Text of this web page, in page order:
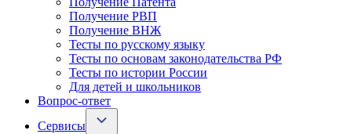
Получение РВП
Получение ВНЖ
Тесты по русскому языку
Тесты по основам законодательства РФ
Тесты по истории России
Для детей и школьников
Вопрос-ответ
Сервисы